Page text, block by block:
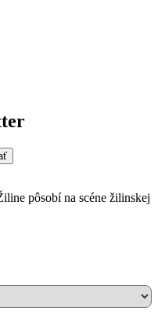
pôsobí na scéne žilinskej